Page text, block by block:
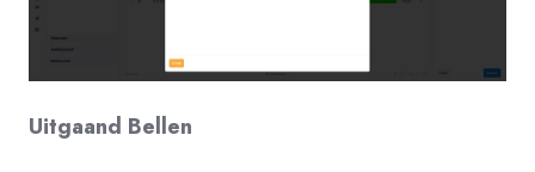
Uitgaand Bellen